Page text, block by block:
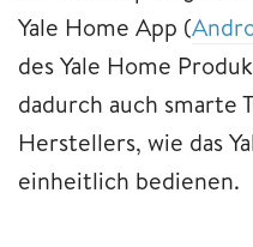
Yale Home App (
des Yale Home
dadurch auch smarte
Herstellers, wie das
einheitlich bedienen.